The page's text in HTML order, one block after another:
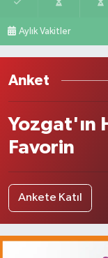
Aylık Vakitler
Anket
Yozgat'ın
Favorin
Ankete Katıl